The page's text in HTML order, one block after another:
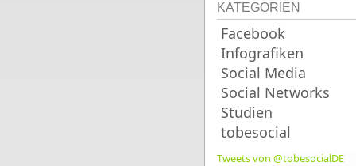
KATEGORIEN
Facebook
Infografiken
Social Media
Social Networks
Studien
tobesocial
Tweets von @tobesocialDE